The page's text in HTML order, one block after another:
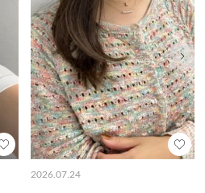
2026.07.24
次の